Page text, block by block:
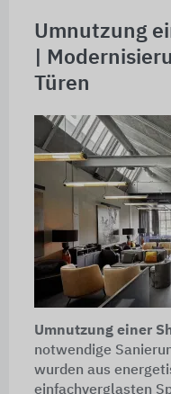
Umnutzung
|
Türen
Umnutzung einer
notwendige
wurden aus
einfachverglasten